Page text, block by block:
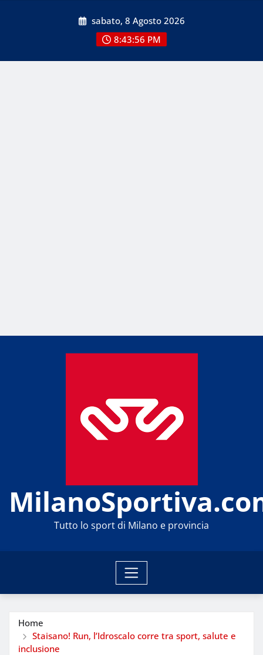
sabato, 8 Agosto 2026
8:43:58 PM
Tutto lo sport di Milano e provincia
Home
Staisano! Run, l’Idroscalo corre tra sport, salute e
inclusione